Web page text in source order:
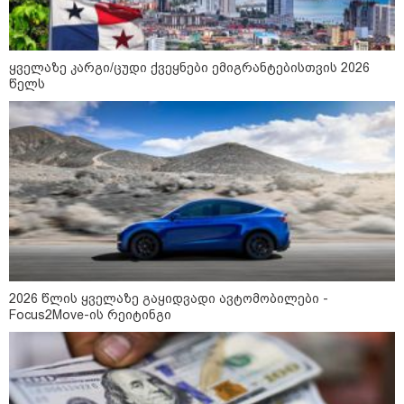
"15 წლის წინ ჩადენილი
დანაშაული, 5-ჯერ შეცვლილი
მოსამართლე, 4-ჯერ თავიდან
დაწყებული საქმე... მადლობა
პროკურატურას, მათ გარეშე ეს
ხარძიანი
კატეგორიის ყველა სიახლე
ყველაზე კარგი/ცუდი ქვეყნები
ემიგრანტებისთვის 2026 წელს
2026 წლის ყველაზე გაყიდვადი
ავტომობილები - Focus2Move-ის
რეიტინგი
ყველაზე კარგი/ცუდი ქვეყნები ემიგრანტებისთვის 2026
წელს
2026 წლის ყველაზე გაყიდვადი ავტომობილები -
Focus2Move-ის რეიტინგი